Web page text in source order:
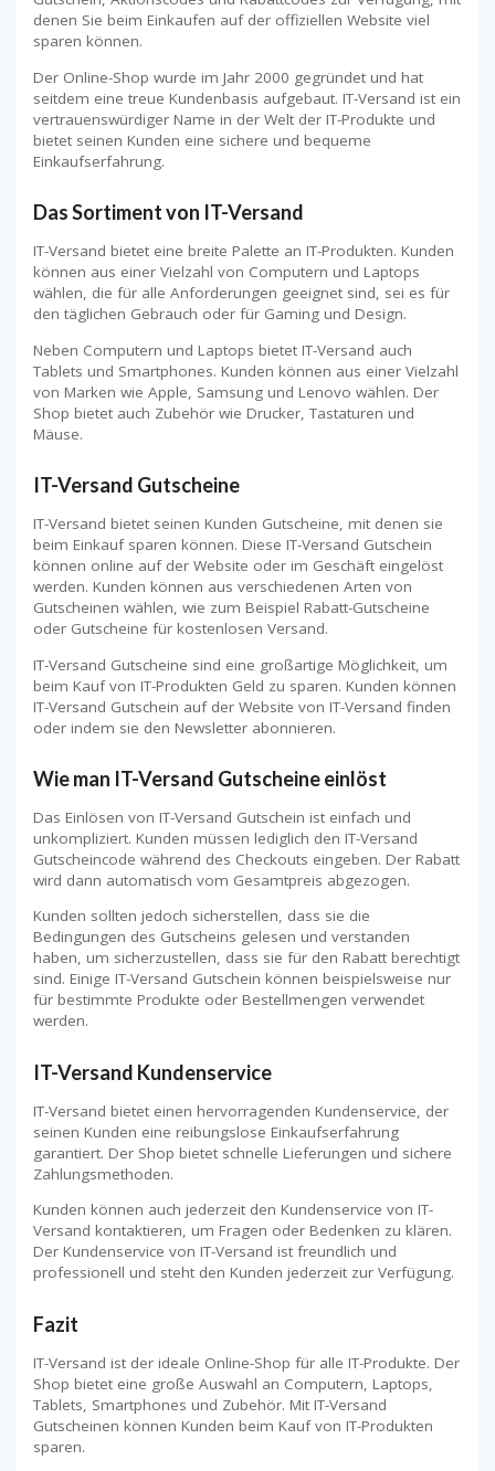
denen Sie beim Einkaufen auf der offiziellen Website viel
sparen können.
Der Online-Shop wurde im Jahr 2000 gegründet und hat
seitdem eine treue Kundenbasis aufgebaut. IT-Versand ist ein
vertrauenswürdiger Name in der Welt der IT-Produkte und
bietet seinen Kunden eine sichere und bequeme
Einkaufserfahrung.
Das Sortiment von IT-Versand
IT-Versand bietet eine breite Palette an IT-Produkten. Kunden
können aus einer Vielzahl von Computern und Laptops
wählen, die für alle Anforderungen geeignet sind, sei es für
den täglichen Gebrauch oder für Gaming und Design.
Neben Computern und Laptops bietet IT-Versand auch
Tablets und Smartphones. Kunden können aus einer Vielzahl
von Marken wie Apple, Samsung und Lenovo wählen. Der
Shop bietet auch Zubehör wie Drucker, Tastaturen und
Mäuse.
IT-Versand Gutscheine
IT-Versand bietet seinen Kunden Gutscheine, mit denen sie
beim Einkauf sparen können. Diese IT-Versand Gutschein
können online auf der Website oder im Geschäft eingelöst
werden. Kunden können aus verschiedenen Arten von
Gutscheinen wählen, wie zum Beispiel Rabatt-Gutscheine
oder Gutscheine für kostenlosen Versand.
IT-Versand Gutscheine sind eine großartige Möglichkeit, um
beim Kauf von IT-Produkten Geld zu sparen. Kunden können
IT-Versand Gutschein auf der Website von IT-Versand finden
oder indem sie den Newsletter abonnieren.
Wie man IT-Versand Gutscheine einlöst
Das Einlösen von IT-Versand Gutschein ist einfach und
unkompliziert. Kunden müssen lediglich den IT-Versand
Gutscheincode während des Checkouts eingeben. Der Rabatt
wird dann automatisch vom Gesamtpreis abgezogen.
Kunden sollten jedoch sicherstellen, dass sie die
Bedingungen des Gutscheins gelesen und verstanden
haben, um sicherzustellen, dass sie für den Rabatt berechtigt
sind. Einige IT-Versand Gutschein können beispielsweise nur
für bestimmte Produkte oder Bestellmengen verwendet
werden.
IT-Versand Kundenservice
IT-Versand bietet einen hervorragenden Kundenservice, der
seinen Kunden eine reibungslose Einkaufserfahrung
garantiert. Der Shop bietet schnelle Lieferungen und sichere
Zahlungsmethoden.
Kunden können auch jederzeit den Kundenservice von IT-
Versand kontaktieren, um Fragen oder Bedenken zu klären.
Der Kundenservice von IT-Versand ist freundlich und
professionell und steht den Kunden jederzeit zur Verfügung.
Fazit
IT-Versand ist der ideale Online-Shop für alle IT-Produkte. Der
Shop bietet eine große Auswahl an Computern, Laptops,
Tablets, Smartphones und Zubehör. Mit IT-Versand
Gutscheinen können Kunden beim Kauf von IT-Produkten
sparen.